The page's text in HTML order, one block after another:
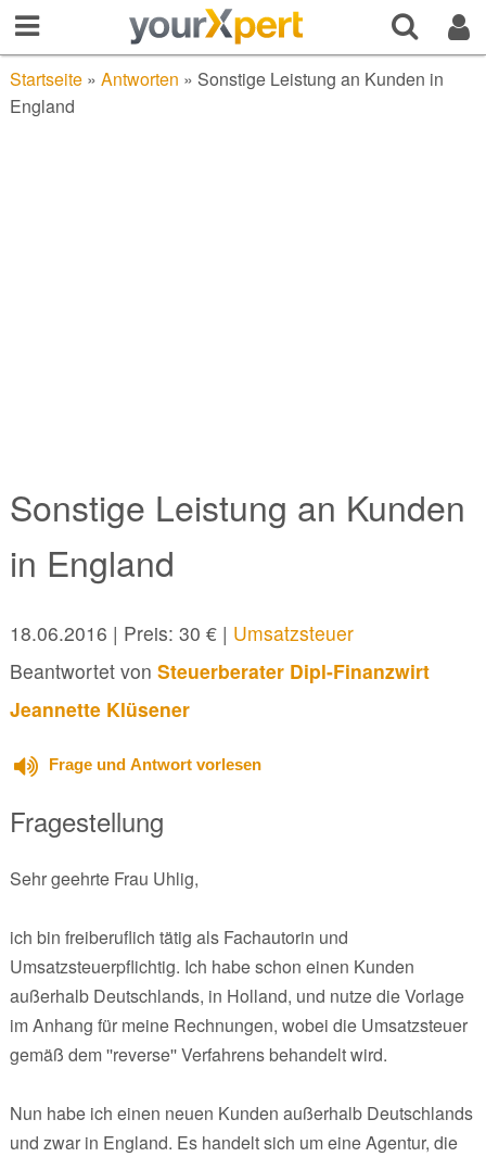
Startseite» Antworten » Sonstige Leistung an Kunden in
England
Sonstige Leistung an Kunden
in England
18.06.2016 | Preis: 30 € | Umsatzsteuer
Beantwortet von Steuerberater Dipl-Finanzwirt
Jeannette Klüsener
Frage und Antwort vorlesen
Fragestellung
Sehr geehrte Frau Uhlig,
ich bin freiberuflich tätig als Fachautorin und
Umsatzsteuerpflichtig. Ich habe schon einen Kunden
außerhalb Deutschlands, in Holland, und nutze die Vorlage
im Anhang für meine Rechnungen, wobei die Umsatzsteuer
gemäß dem ''reverse'' Verfahrens behandelt wird.
Nun habe ich einen neuen Kunden außerhalb Deutschlands
und zwar in England. Es handelt sich um eine Agentur, die